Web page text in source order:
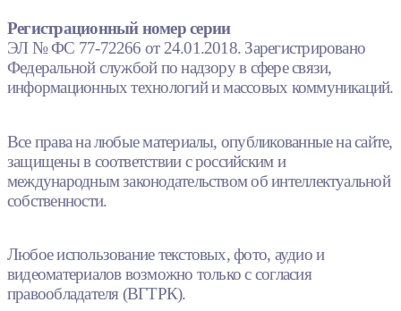
Регистрационный номер серии
ЭЛ № ФС 77-72266 от 24.01.2018. Зарегистрировано
Федеральной службой по надзору в сфере связи,
информационных технологий и массовых коммуникаций.
Все права на любые материалы, опубликованные на сайте,
защищены в соответствии с российским и
международным законодательством об интеллектуальной
собственности.
Любое использование текстовых, фото, аудио и
видеоматериалов возможно только с согласия
правообладателя (ВГТРК).